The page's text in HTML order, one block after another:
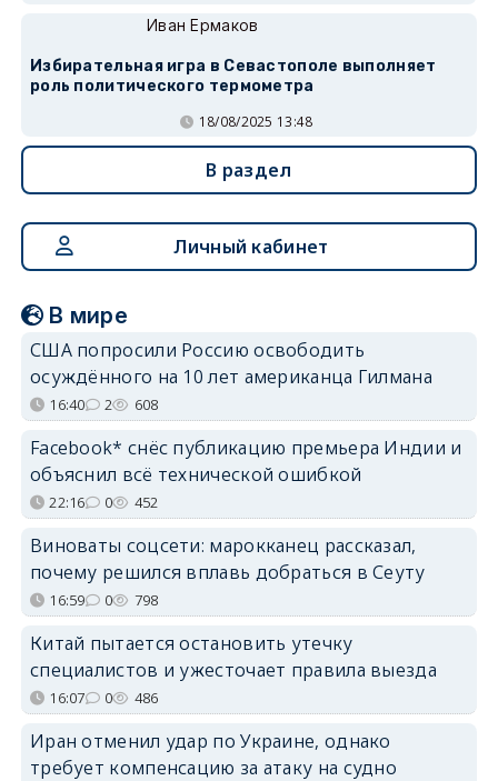
Иван Ермаков
Избирательная игра в Севастополе выполняет
роль политического термометра
18/08/2025 13:48
В раздел
Личный кабинет
В мире
США попросили Россию освободить
осуждённого на 10 лет американца Гилмана
16:40 2 608
Facebook* снёс публикацию премьера Индии и
объяснил всё технической ошибкой
22:16 0 452
Виноваты соцсети: марокканец рассказал,
почему решился вплавь добраться в Сеуту
16:59 0 798
Китай пытается остановить утечку
специалистов и ужесточает правила выезда
16:07 0 486
Иран отменил удар по Украине, однако
требует компенсацию за атаку на судно